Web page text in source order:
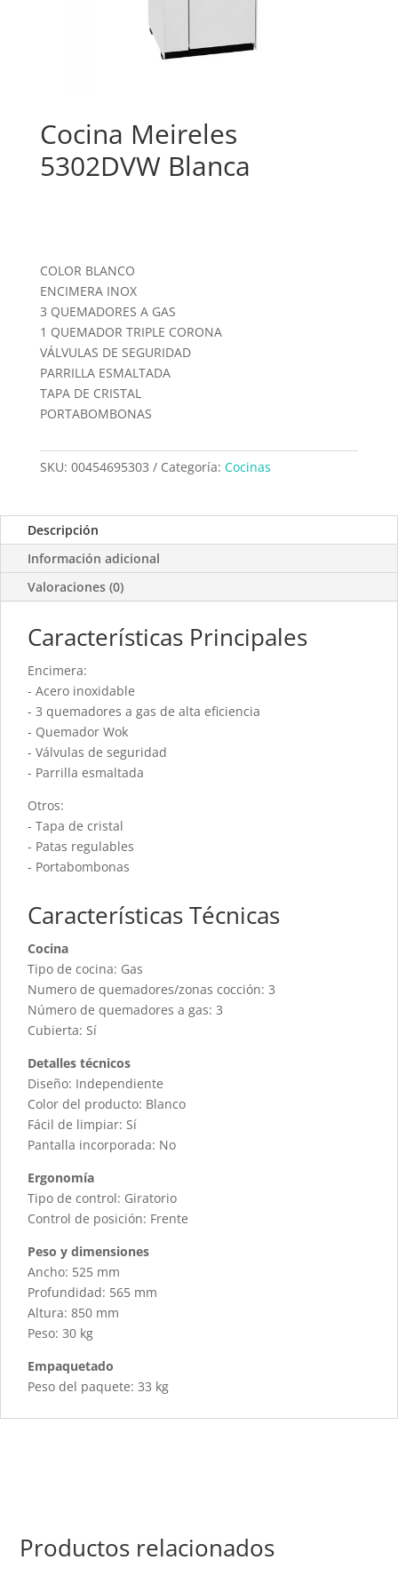
Cocina Meireles
5302DVW Blanca
COLOR BLANCO
ENCIMERA INOX
3 QUEMADORES A GAS
1 QUEMADOR TRIPLE CORONA
VÁLVULAS DE SEGURIDAD
PARRILLA ESMALTADA
TAPA DE CRISTAL
PORTABOMBONAS
SKU: 00454695303 Categoría: Cocinas
Descripción
Información adicional
Valoraciones (0)
Características Principales
Encimera:
- Acero inoxidable
- 3 quemadores a gas de alta eficiencia
- Quemador Wok
- Válvulas de seguridad
- Parrilla esmaltada
Otros:
- Tapa de cristal
- Patas regulables
- Portabombonas
Características Técnicas
Cocina
Tipo de cocina: Gas
Numero de quemadores/zonas cocción: 3
Número de quemadores a gas: 3
Cubierta: Sí
Detalles técnicos
Diseño: Independiente
Color del producto: Blanco
Fácil de limpiar: Sí
Pantalla incorporada: No
Ergonomía
Tipo de control: Giratorio
Control de posición: Frente
Peso y dimensiones
Ancho: 525 mm
Profundidad: 565 mm
Altura: 850 mm
Peso: 30 kg
Empaquetado
Peso del paquete: 33 kg
Productos relacionados